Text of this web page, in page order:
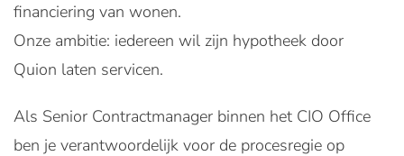
financiering van wonen.
Onze ambitie: iedereen wil zijn hypotheek door
Quion laten servicen.
Als Senior Contractmanager binnen het CIO Office
ben je verantwoordelijk voor de procesregie op